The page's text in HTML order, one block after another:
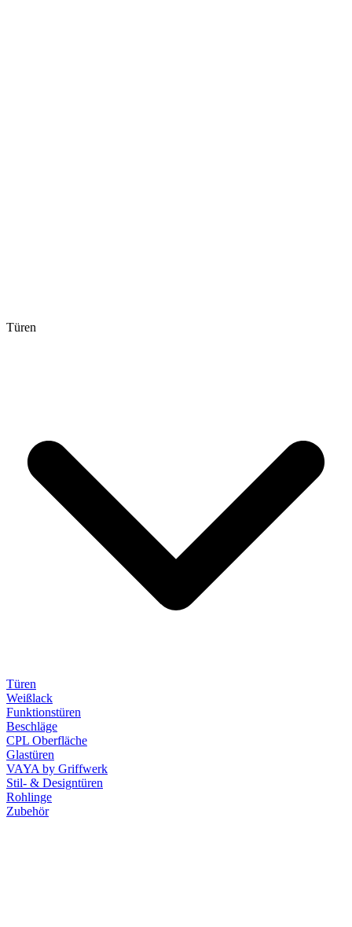
Türen
Türen
Weißlack
Funktionstüren
Beschläge
CPL Oberfläche
Glastüren
VAYA by Griffwerk
Stil- & Designtüren
Rohlinge
Zubehör